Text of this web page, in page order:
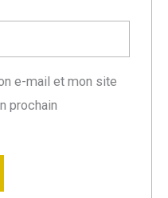
e-mail et mon site
prochain